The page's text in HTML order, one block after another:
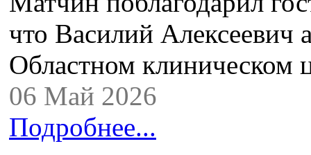
что Василий Алексеевич
Областном клиническом
06 Май 2026
Подробнее...